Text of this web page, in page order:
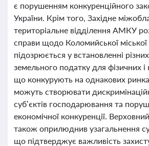
є порушенням конкуренційного
України. Крім того, Західне
територіальне відділення АМКУ
справи щодо Коломийської міської
підозрюється у встановленні
земельного податку для фізичних
що конкурують на однакових
можуть створювати
суб’єктів господарювання та
економічної конкуренції.
також оприлюднив узагальнення
що підтверджує важливість